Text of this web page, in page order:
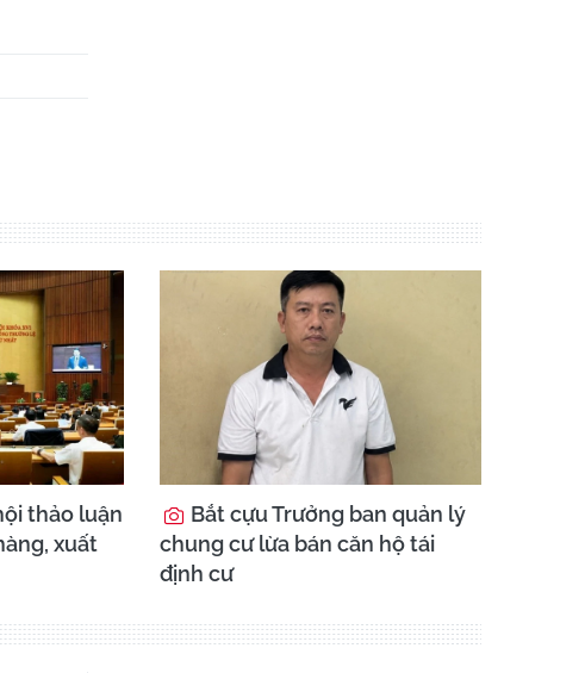
thảo luận
xuất
Bắt cựu Trưởng ban quản lý
chung cư lừa bán căn hộ tái
định cư